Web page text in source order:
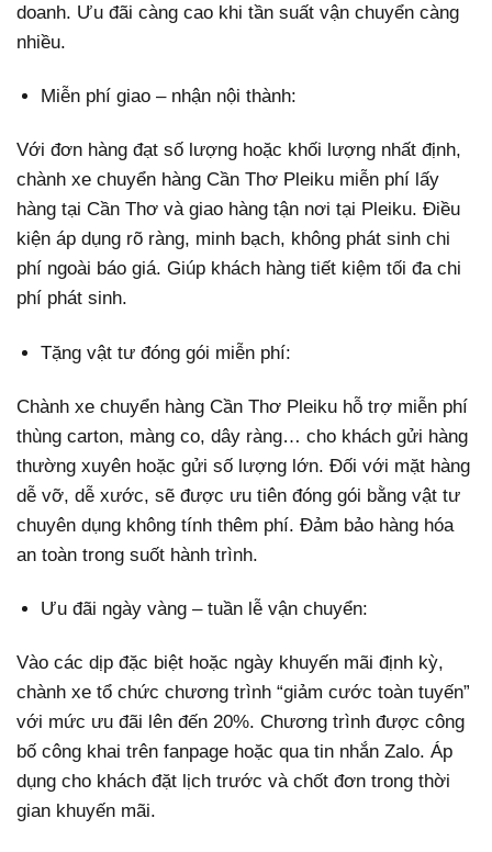
doanh. Ưu đãi càng cao khi tần suất vận chuyển càng
nhiều.
Miễn phí giao – nhận nội thành:
Với đơn hàng đạt số lượng hoặc khối lượng nhất định,
chành xe chuyển hàng Cần Thơ Pleiku miễn phí lấy
hàng tại Cần Thơ và giao hàng tận nơi tại Pleiku. Điều
kiện áp dụng rõ ràng, minh bạch, không phát sinh chi
phí ngoài báo giá. Giúp khách hàng tiết kiệm tối đa chi
phí phát sinh.
Tặng vật tư đóng gói miễn phí:
Chành xe chuyển hàng Cần Thơ Pleiku hỗ trợ miễn phí
thùng carton, màng co, dây ràng… cho khách gửi hàng
thường xuyên hoặc gửi số lượng lớn. Đối với mặt hàng
dễ vỡ, dễ xước, sẽ được ưu tiên đóng gói bằng vật tư
chuyên dụng không tính thêm phí. Đảm bảo hàng hóa
an toàn trong suốt hành trình.
Ưu đãi ngày vàng – tuần lễ vận chuyển:
Vào các dịp đặc biệt hoặc ngày khuyến mãi định kỳ,
chành xe tổ chức chương trình “giảm cước toàn tuyến”
với mức ưu đãi lên đến 20%. Chương trình được công
bố công khai trên fanpage hoặc qua tin nhắn Zalo. Áp
dụng cho khách đặt lịch trước và chốt đơn trong thời
gian khuyến mãi.